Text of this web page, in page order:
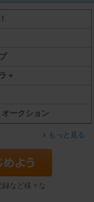
＋
オークション
もっと見る
録など様々な